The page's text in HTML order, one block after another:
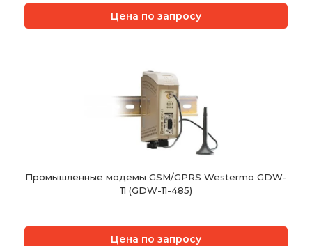
Цена по запросу
Промышленные модемы GSM/GPRS Westermo GDW-
11 (GDW-11-485)
Цена по запросу